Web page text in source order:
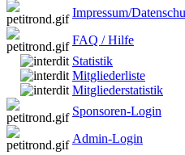
Impressum/
FAQ / Hilfe
Statistik
Mitgliederliste
Mitgliederstatistik
Sponsoren-Login
Admin-Login